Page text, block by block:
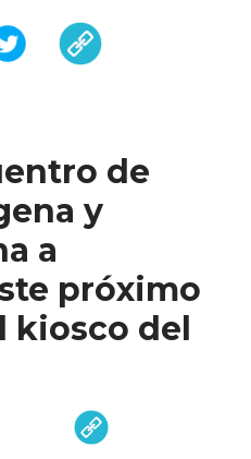
de
y
a
próximo
kiosco del